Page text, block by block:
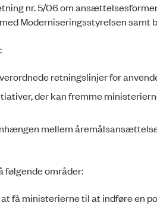
nr. 5/06 om
Moderniseringsstyrelsen
retningslinjer for
der kan fremme
mellem
følgende områder:
få ministerierne til at indføre en